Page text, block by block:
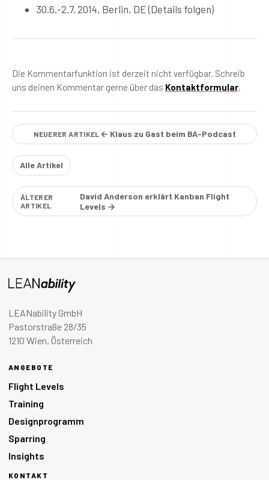
30.6.-2.7. 2014, Berlin, DE (Details folgen)
Die Kommentarfunktion ist derzeit nicht verfügbar. Schreib
uns deinen Kommentar gerne über das Kontaktformular
NEUERER ARTIKEL ← Klaus zu Gast beim BA-Podcast
Alle Artikel
ÄLTERER
ARTIKEL
David Anderson erklärt Kanban Flight
Levels →
LEANability GmbH
Pastorstraße 28/35
1210 Wien, Österreich
ANGEBOTE
Flight Levels
Training
Designprogramm
Sparring
Insights
KONTAKT